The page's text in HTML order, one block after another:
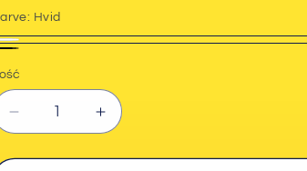
Hvid
Zmniejsz
ilość
dla
Zwiększ
ilość
dla